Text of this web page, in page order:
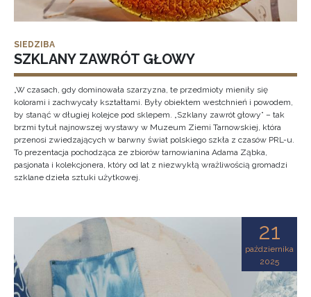
SIEDZIBA
SZKLANY ZAWRÓT GŁOWY
„W czasach, gdy dominowała szarzyzna, te przedmioty mieniły się
kolorami i zachwycały kształtami. Były obiektem westchnień i powodem,
by stanąć w długiej kolejce pod sklepem. „Szklany zawrót głowy” – tak
brzmi tytuł najnowszej wystawy w Muzeum Ziemi Tarnowskiej, która
przenosi zwiedzających w barwny świat polskiego szkła z czasów PRL-u.
To prezentacja pochodząca ze zbiorów tarnowianina Adama Ząbka,
pasjonata i kolekcjonera, który od lat z niezwykłą wrażliwością gromadzi
szklane dzieła sztuki użytkowej.
21
października
2025